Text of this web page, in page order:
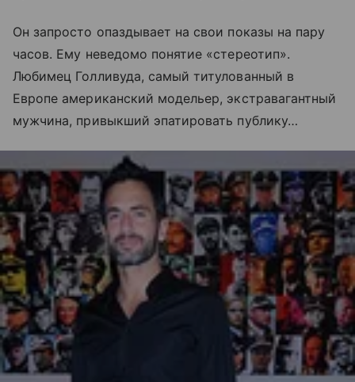
Он запросто опаздывает на свои показы на пару
часов. Ему неведомо понятие «стереотип».
Любимец Голливуда, самый титулованный в
Европе американский модельер, экстравагантный
мужчина, привыкший эпатировать публику…